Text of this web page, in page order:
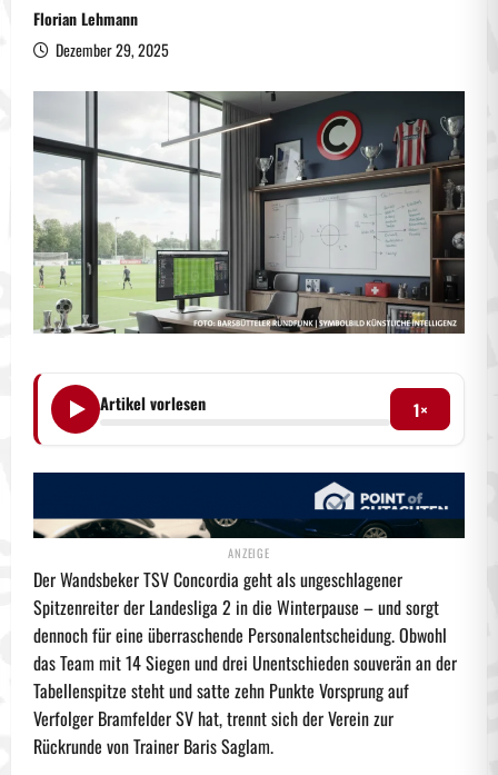
Florian Lehmann
Dezember 29, 2025
Artikel vorlesen 1×
Der Wandsbeker TSV Concordia geht als ungeschlagener
Spitzenreiter der Landesliga 2 in die Winterpause – und sorgt
dennoch für eine überraschende Personalentscheidung. Obwohl
das Team mit 14 Siegen und drei Unentschieden souverän an der
Tabellenspitze steht und satte zehn Punkte Vorsprung auf
Verfolger Bramfelder SV hat, trennt sich der Verein zur
Rückrunde von Trainer Baris Saglam.